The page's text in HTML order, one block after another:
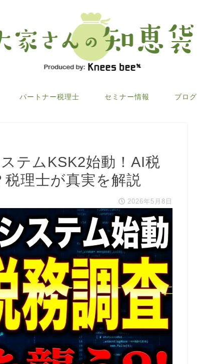
パートナー税理士 セミナー情報 ブログ
テムKSK2始動！AI税
理士が真実を解説
2026年5月8日